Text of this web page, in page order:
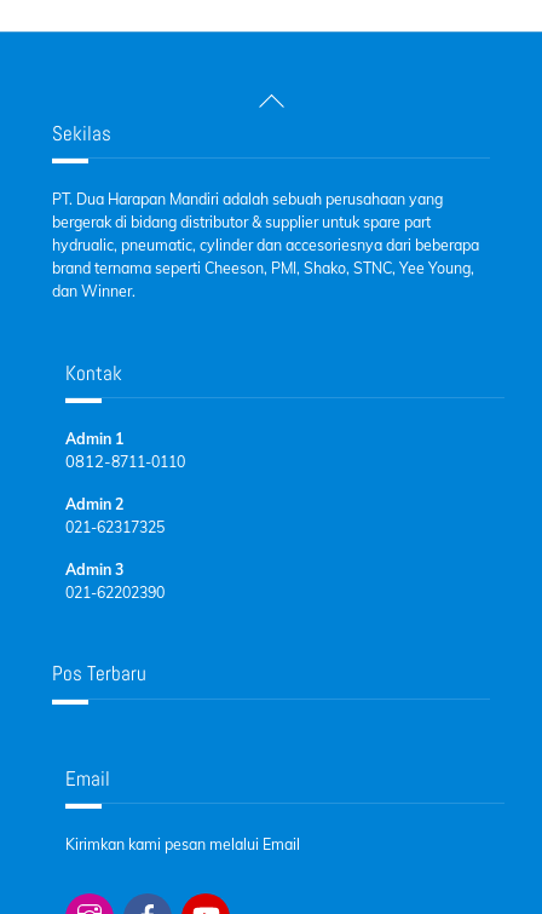
Back
To
Sekilas
PT. Dua Harapan Mandiri adalah sebuah perusahaan yang
bergerak di bidang distributor & supplier untuk spare part
hydrualic, pneumatic, cylinder dan accesoriesnya dari beberapa
brand ternama seperti Cheeson, PMI, Shako, STNC, Yee Young,
dan Winner.
Kontak
Admin 1
0812-8711-0110
Admin 2
021-62317325
Admin 3
021-62202390
Pos Terbaru
Email
Kirimkan kami pesan melalui Email